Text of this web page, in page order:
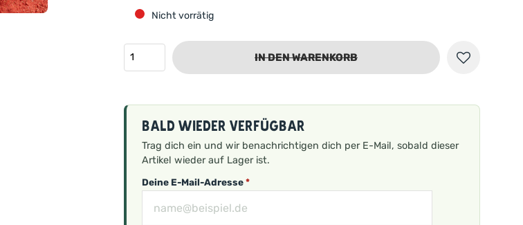
Nicht vorrätig
IN DEN WARENKORB
Bald wieder verfügbar
Trag dich ein und wir benachrichtigen dich per E-Mail, sobald dieser
Artikel wieder auf Lager ist.
Deine E-Mail-Adresse*